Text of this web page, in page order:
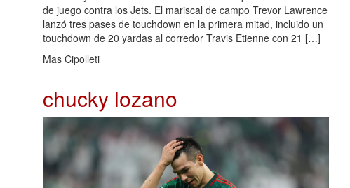
de juego contra los Jets. El mariscal de campo Trevor Lawrence
lanzó tres pases de touchdown en la primera mitad, incluido un
touchdown de 20 yardas al corredor Travis Etienne con 21 […]
Mas Cipolleti
chucky lozano